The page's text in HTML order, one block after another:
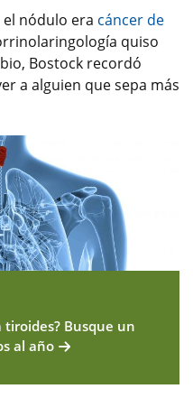
nódulo era cáncer de
quiso
Bostock recordó
a alguien que sepa más
Busque un
al año